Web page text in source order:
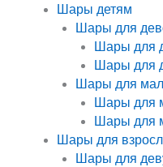
Шары детям
Шары для
Шары для
Шары для
Шары для
Шары для
Шары для
Шары для
Шары для